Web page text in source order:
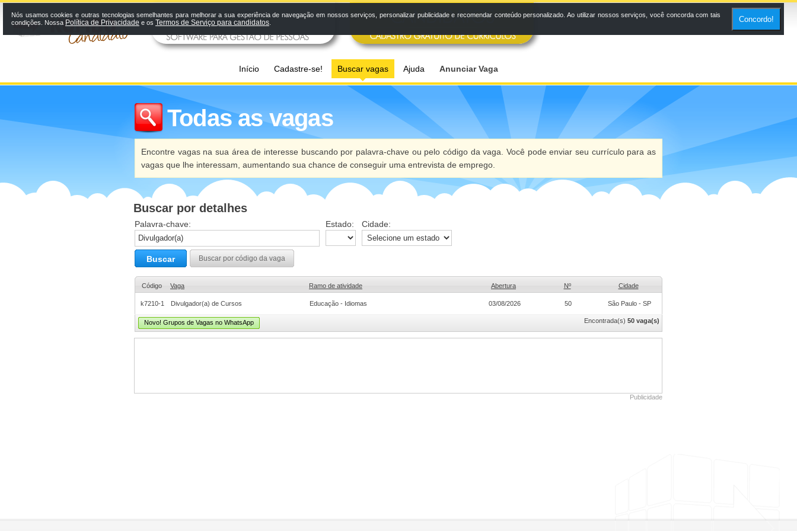
Início Cadastre-se! Buscar vagas Ajuda Anunciar Vaga
Todas as vagas
Encontre vagas na sua área de interesse buscando por palavra-chave ou pelo código da vaga. Você pode enviar seu currículo para as
vagas que lhe interessam, aumentando sua chance de conseguir uma entrevista de emprego.
Buscar por detalhes
Palavra-chave: Estado: Cidade:
Buscar Buscar por código da vaga
Código Vaga Ramo de atividade Abertura Nº Cidade
k7210-1 Divulgador(a) de Cursos Educação - Idiomas 03/08/2026 50 São Paulo - SP
Novo! Grupos de Vagas no WhatsApp Encontrada(s) 50 vaga(s)
Publicidade
Nós usamos cookies e outras tecnologias semelhantes para melhorar a sua experiência de navegação em nossos serviços, personalizar publicidade e recomendar conteúdo personalizado. Ao utilizar nossos serviços, você concorda com tais
condições. Nossa Política de Privacidade e os Termos de Serviço para candidatos Concordo!